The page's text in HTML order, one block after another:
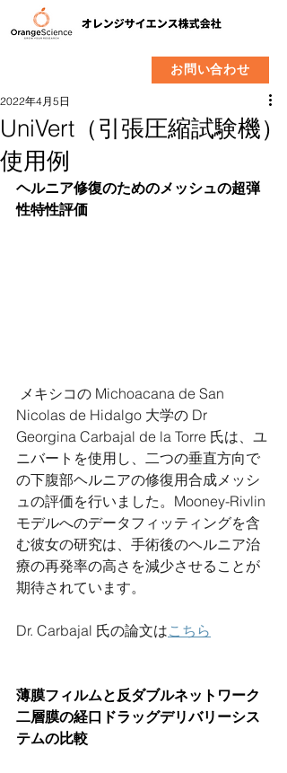
お問い合わせ
UniVert（引張圧縮試験機）
使用例
2022年4月5日
ヘルニア修復のためのメッシュの超弾
性特性評価
メキシコの Michoacana de San
Nicolas de Hidalgo 大学の Dr
Georgina Carbajal de la Torre 氏は、ユ
ニバートを使用し、二つの垂直方向で
の下腹部ヘルニアの修復用合成メッシ
ュの評価を行いました。Mooney-Rivlin
モデルへのデータフィッティングを含
む彼女の研究は、手術後のヘルニア治
療の再発率の高さを減少させることが
期待されています。
Dr. Carbajal 氏の論文はこちら
薄膜フィルムと反ダブルネットワーク
二層膜の経口ドラッグデリバリーシス
テムの比較